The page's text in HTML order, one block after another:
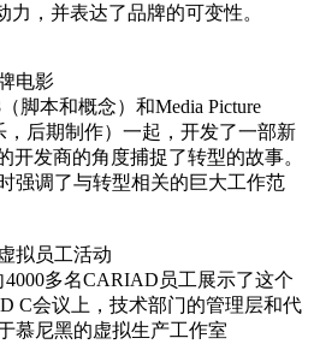
，并表达了品牌的可变性。
电影
脚本和概念）和Media Picture
，后期制作）一起，开发了一部新
开发商的角度捕捉了转型的故事。
强调了与转型相关的巨大工作范
拟员工活动
多名CARIAD员工展示了这个
C会议上，技术部门的管理层和代
慕尼黑的虚拟生产工作室